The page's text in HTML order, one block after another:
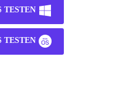
TESTEN
TESTEN